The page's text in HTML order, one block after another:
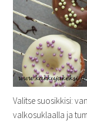
Valitse suosikkisi:
valkosuklaalla ja